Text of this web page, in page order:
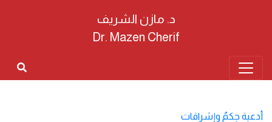
د. مازن الشريف
Dr. Mazen Cherif
أدعية حِكمٌ وإشراقات